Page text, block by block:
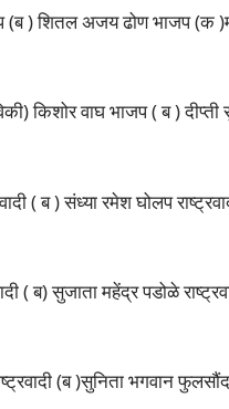
(ब ) शितल अजय ढोण भाजप (क
किशोर वाघ भाजप ( ब )
( ब ) संध्या रमेश घोलप
( ब) सुजाता महेंद्र पडोळे
(ब )सुनिता भगवान